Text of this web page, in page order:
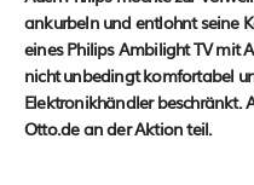
ankurbeln und entlohnt seine
eines Philips Ambilight TV mit
nicht unbedingt komfortabel
Elektronikhändler beschränkt.
Otto.de an der Aktion teil.